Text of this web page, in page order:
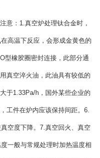
：1.真空炉处理钛合金时，
高温下反应，会形成金黄色的
型橡胶圈密封连接，此部分通
真空淬火油，此油具有较低的
于1.33Pa/h，国外某些企业的
工件在炉内应该保持间距。6.
空度下降。7.真空回火、真空
一般与常规处理时加热温度相